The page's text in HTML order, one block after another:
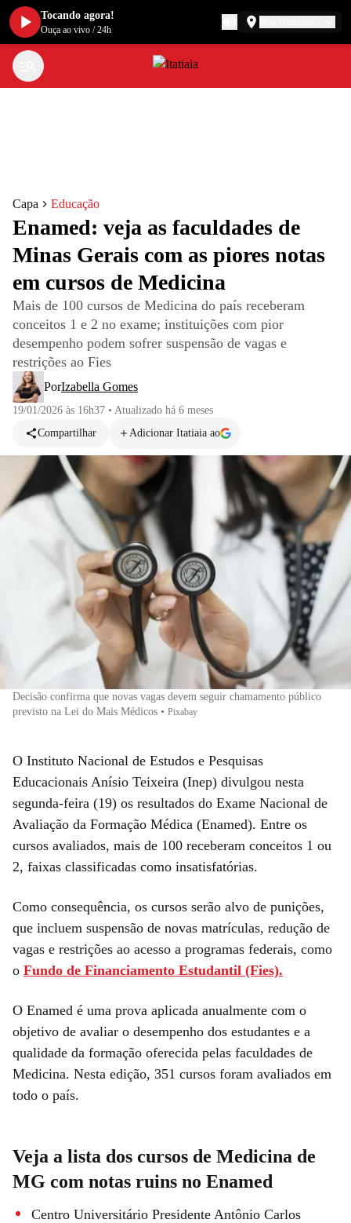
Capa Educação
Enamed: veja as faculdades de
Minas Gerais com as piores notas
em cursos de Medicina
Mais de 100 cursos de Medicina do país receberam
conceitos 1 e 2 no exame; instituições com pior
desempenho podem sofrer suspensão de vagas e
restrições ao Fies
PorIzabella Gomes
19/01/2026 às 16h37 • Atualizado há 6 meses
Compartilhar
Adicionar Itatiaia ao
Decisão confirma que novas vagas devem seguir chamamento público
previsto na Lei do Mais Médicos • Pixabay
O Instituto Nacional de Estudos e Pesquisas
Educacionais Anísio Teixeira (Inep) divulgou nesta
segunda-feira (19) os resultados do Exame Nacional de
Avaliação da Formação Médica (Enamed). Entre os
cursos avaliados, mais de 100 receberam conceitos 1 ou
2, faixas classificadas como insatisfatórias.
Como consequência, os cursos serão alvo de punições,
que incluem suspensão de novas matrículas, redução de
vagas e restrições ao acesso a programas federais, como
o Fundo de Financiamento Estudantil (Fies).
O Enamed é uma prova aplicada anualmente com o
objetivo de avaliar o desempenho dos estudantes e a
qualidade da formação oferecida pelas faculdades de
Medicina. Nesta edição, 351 cursos foram avaliados em
todo o país.
Veja a lista dos cursos de Medicina de
MG com notas ruins no Enamed
Centro Universitário Presidente Antônio Carlos
Tocando agora!
Ouça ao vivo /24h